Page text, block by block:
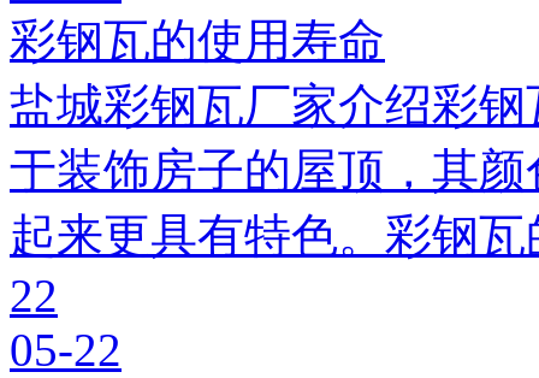
彩钢瓦的使用寿命
盐城彩钢瓦厂家介绍彩
于装饰房子的屋顶，其
起来更具有特色。彩钢
22
05-22